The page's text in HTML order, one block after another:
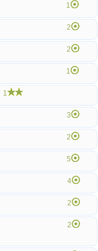
1
2
2
1
1
3
2
5
4
2
2